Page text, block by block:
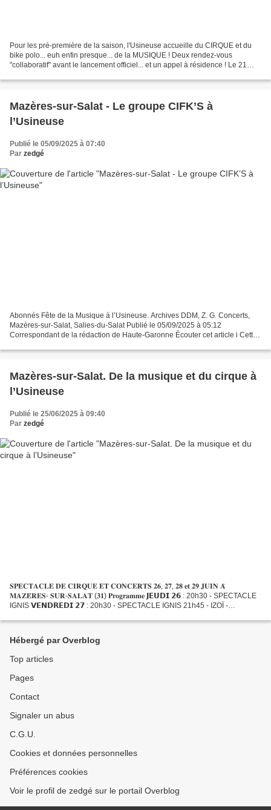
Pour les pré-première de la saison, l'Usineuse accueille du CIRQUE et du
bike polo... euh enfin presque... de la MUSIQUE ! Deux rendez-vous
"collaboratif" avant le lancement officiel... et un appel à résidence ! Le 21
Mazères-sur-Salat - Le groupe CIFK’S à
l’Usineuse
Publié le 05/09/2025 à 07:40
Par zedgé
Abonnés Fête de la Musique à l’Usineuse. Archives DDM, Z. G. Concerts,
Mazères-sur-Salat, Salies-du-Salat Publié le 05/09/2025 à 05:12
Correspondant de la rédaction de Haute-Garonne Écouter cet article i Cette
Mazères-sur-Salat. De la musique et du cirque à
l’Usineuse
Publié le 25/06/2025 à 09:40
Par zedgé
𝐒𝐏𝐄𝐂𝐓𝐀𝐂𝐋𝐄 𝐃𝐄 𝐂𝐈𝐑𝐐𝐔𝐄 𝐄𝐓 𝐂𝐎𝐍𝐂𝐄𝐑𝐓𝐒 𝟐𝟔, 𝟐𝟕, 𝟐𝟖 𝐞𝐭 𝟐𝟗 𝐉𝐔𝐈𝐍 𝐀̀
𝐌𝐀𝐙𝐄̀𝐑𝐄𝐒- 𝐒𝐔𝐑-𝐒𝐀𝐋𝐀𝐓 (𝟑𝟏) 𝐏𝐫𝐨𝐠𝐫𝐚𝐦𝐦𝐞 𝗝𝗘𝗨𝗗𝗜 𝟮𝟲 : 20h30 - SPECTACLE
IGNIS 𝗩𝗘𝗡𝗗𝗥𝗘𝗗𝗜 𝟮𝟳 : 20h30 - SPECTACLE IGNIS 21h45 - IZOÏ -
HEB...
Hébergé par Overblog
Top articles
Pages
Contact
Signaler un abus
C.G.U.
Cookies et données personnelles
Préférences cookies
Voir le profil de zedgé sur le portail Overblog